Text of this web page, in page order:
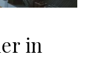
in